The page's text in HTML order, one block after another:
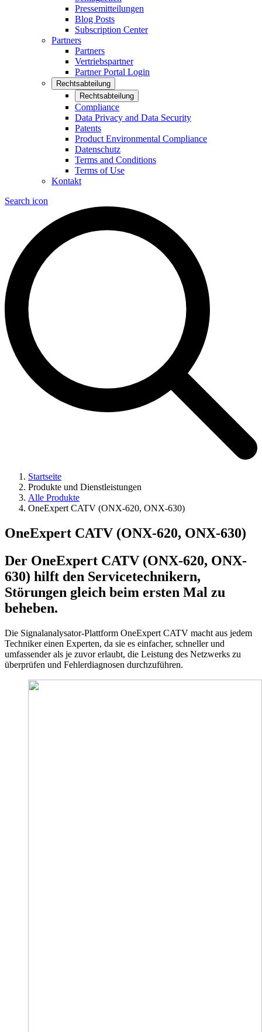
Pressemitteilungen
Blog Posts
Subscription Center
Partners
Partners
Vertriebspartner
Partner Portal Login
Rechtsabteilung
Rechtsabteilung
Compliance
Data Privacy and Data Security
Patents
Product Environmental Compliance
Datenschutz
Terms and Conditions
Terms of Use
Kontakt
Search icon
Startseite
Produkte und Dienstleistungen
Alle Produkte
OneExpert CATV (ONX-620, ONX-630)
OneExpert CATV (ONX-620, ONX-630)
Der OneExpert CATV (ONX-620, ONX-
630) hilft den Servicetechnikern,
Störungen gleich beim ersten Mal zu
beheben.
Die Signalanalysator-Plattform OneExpert CATV macht aus jedem
Techniker einen Experten, da sie es einfacher, schneller und
umfassender als je zuvor erlaubt, die Leistung des Netzwerks zu
überprüfen und Fehlerdiagnosen durchzuführen.